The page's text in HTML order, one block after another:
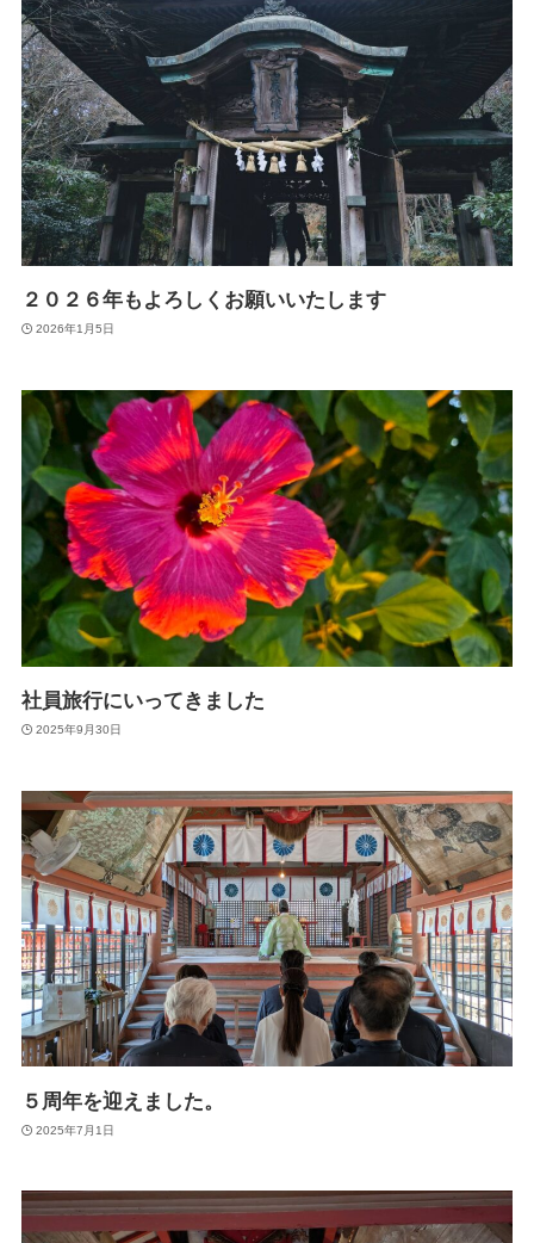
２０２６年もよろしくお願いいたします
2026年1月5日
社員旅行にいってきました
2025年9月30日
５周年を迎えました。
2025年7月1日